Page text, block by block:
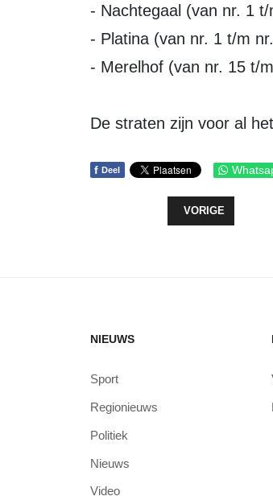
- Nachtegaal (van nr. 1 t/
- Platina (van nr. 1 t/m
- Merelhof (van nr. 15 t/
De straten zijn voor al
f Deel
VORIG ARTIKEL:
VORIGE
NIEUWS
Sport
Regionieuws
Politiek
Nieuws
Video